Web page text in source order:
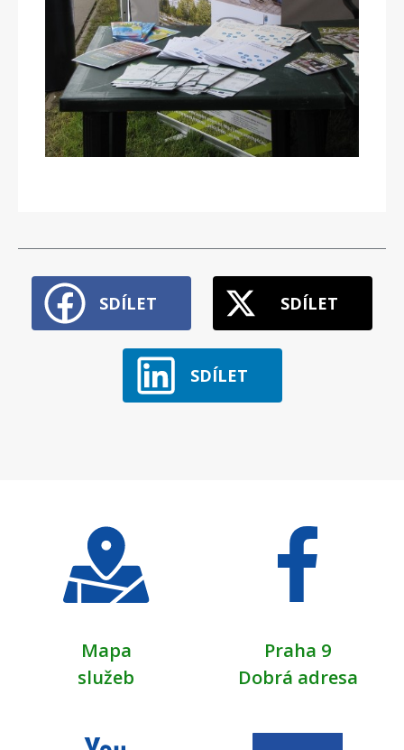
SDÍLET SDÍLET
SDÍLET
Mapa
služeb
Praha 9
Dobrá adresa